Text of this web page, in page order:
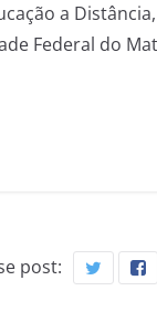
a
Federal do
post: